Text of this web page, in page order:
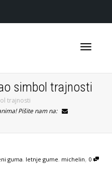
simbol trajnosti
trajnosti
Pišite nam na:
guma, letnje gume, michelin, 0